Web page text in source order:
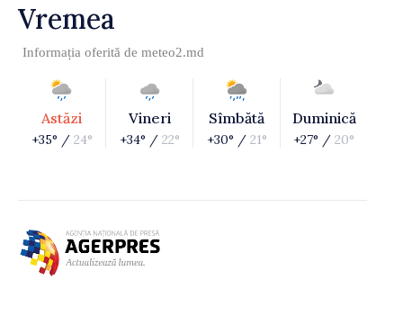
Vremea
Informația oferită de meteo2.md
Astăzi
+35° / 24°
Vineri
+34° / 22°
Sîmbătă
+30° / 21°
Duminică
+27° / 20°